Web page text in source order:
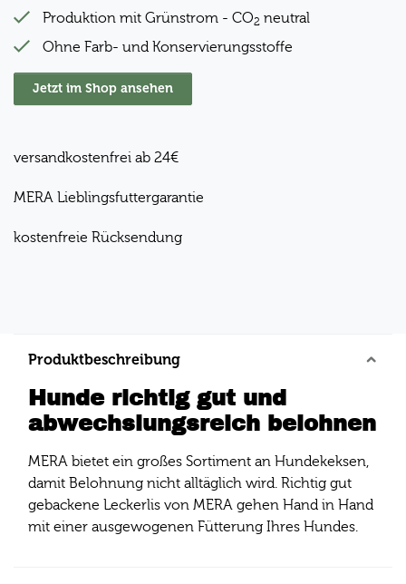
Produktion mit Grünstrom - CO2 neutral
Ohne Farb- und Konservierungsstoffe
Jetzt im Shop ansehen
versandkostenfrei ab 24€
MERA Lieblingsfuttergarantie
kostenfreie Rücksendung
Produktbeschreibung
Hunde richtig gut und
abwechslungsreich belohnen
MERA bietet ein großes Sortiment an Hundekeksen,
damit Belohnung nicht alltäglich wird. Richtig gut
gebackene Leckerlis von MERA gehen Hand in Hand
mit einer ausgewogenen Fütterung Ihres Hundes.